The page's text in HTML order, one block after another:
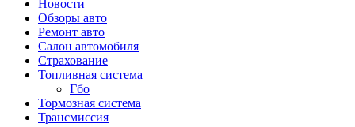
Новости
Обзоры авто
Ремонт авто
Салон автомобиля
Страхование
Топливная система
Гбо
Тормозная система
Трансмиссия